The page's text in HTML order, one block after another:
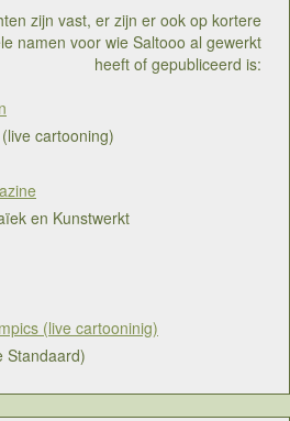
zijn vast, er zijn er ook op kortere
namen voor wie Saltooo al gewerkt
heeft of gepubliceerd is:
cartooning)
en Kunstwerkt
(live cartooninig)
Standaard)